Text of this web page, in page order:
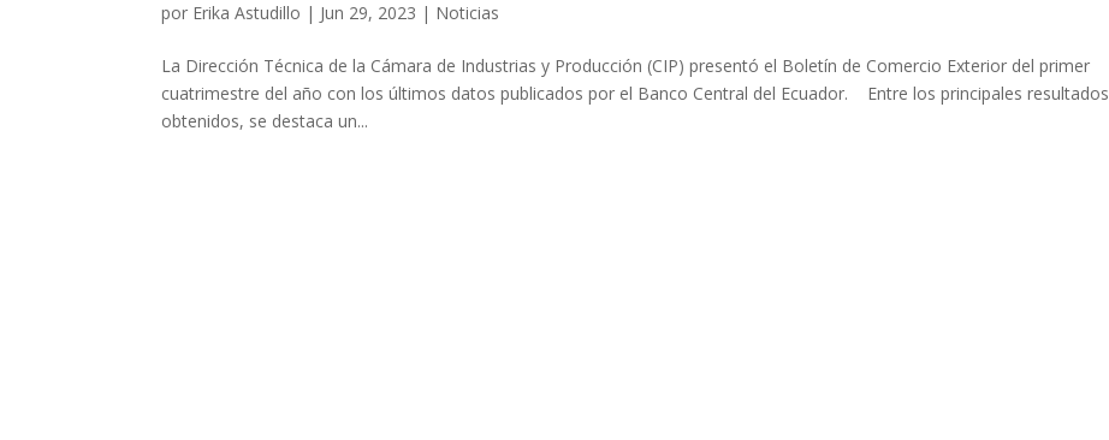
por Erika Astudillo | Jun 29, 2023 | Noticias
La Dirección Técnica de la Cámara de Industrias y Producción (CIP) presentó el Boletín de Comercio Exterior del primer
cuatrimestre del año con los últimos datos publicados por el Banco Central del Ecuador. Entre los principales resultados
obtenidos, se destaca un...